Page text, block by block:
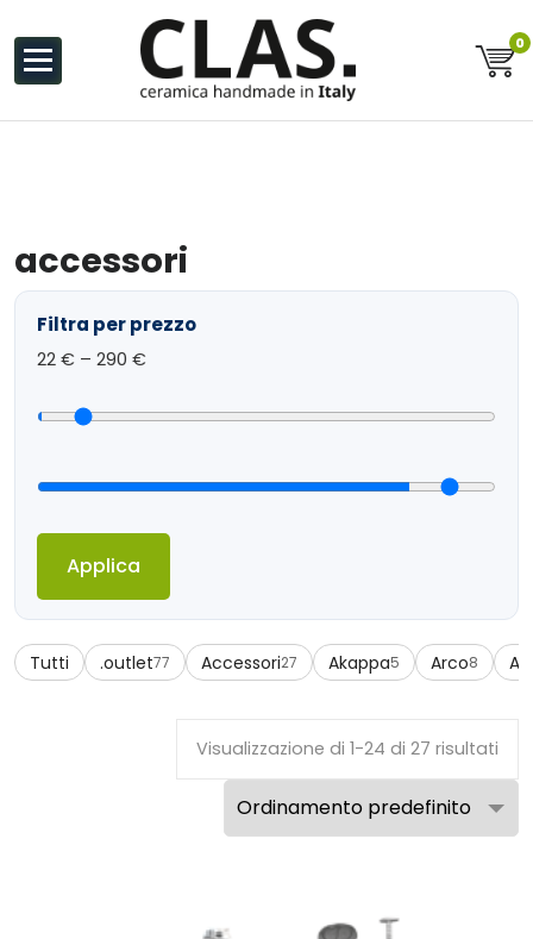
contenuto
0
accessori
Filtra per prezzo
22€ – 290 €
Applica
Tutti .outlet77 Accessori27 Akappa5 Arco8
Visualizzazione di 1-24 di 27 risultati